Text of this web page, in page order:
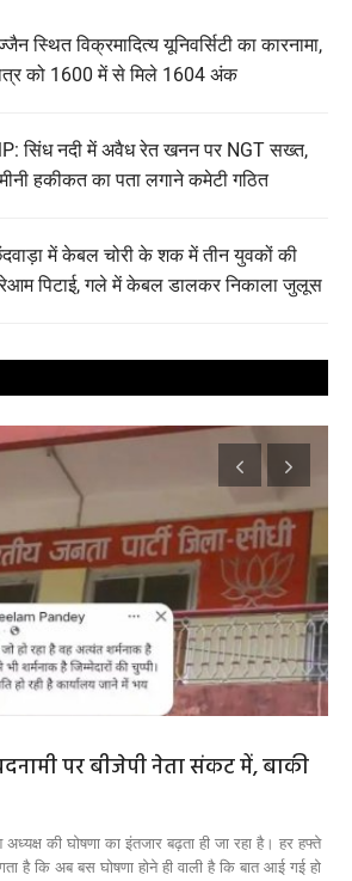
स्थित विक्रमादित्य यूनिवर्सिटी का कारनामा,
को 1600 में से मिले 1604 अंक
सिंध नदी में अवैध रेत खनन पर NGT सख्त,
हकीकत का पता लगाने कमेटी गठित
में केबल चोरी के शक में तीन युवकों की
पिटाई, गले में केबल डालकर निकाला जुलूस
पर बीजेपी नेता संकट में, बाकी
की घोषणा का इंतजार बढ़ता ही जा रहा है। हर हफ्ते
है कि अब बस घोषणा होने ही वाली है कि बात आई गई हो